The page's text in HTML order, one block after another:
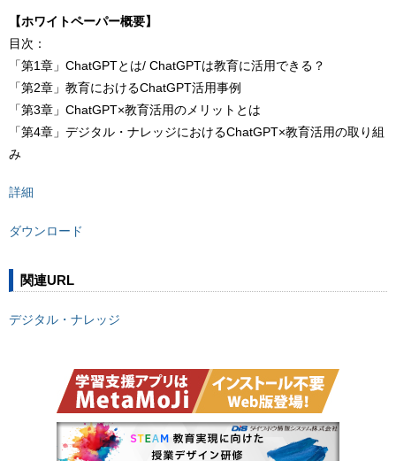
【ホワイトペーパー概要】
目次：
「第1章」ChatGPTとは/ ChatGPTは教育に活用できる？
「第2章」教育におけるChatGPT活用事例
「第3章」ChatGPT×教育活用のメリットとは
「第4章」デジタル・ナレッジにおけるChatGPT×教育活用の取り組
み
詳細
ダウンロード
関連URL
デジタル・ナレッジ